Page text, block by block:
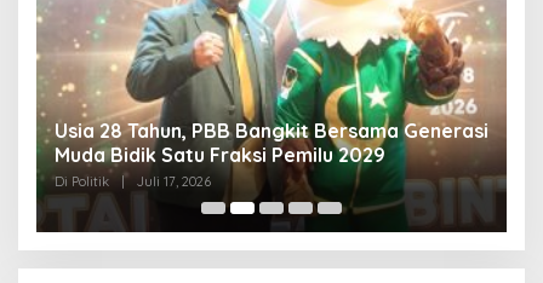
Usia 28 Tahun, PBB Bangkit Bersama Generasi
Muda Bidik Satu Fraksi Pemilu 2029
Di Politik | Juli 17, 2026